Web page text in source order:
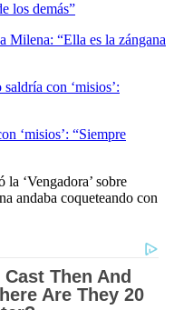
Milena: “Ella es la zángana
‘misios’: “Siempre
‘Vengadora’ sobre
andaba coqueteando con